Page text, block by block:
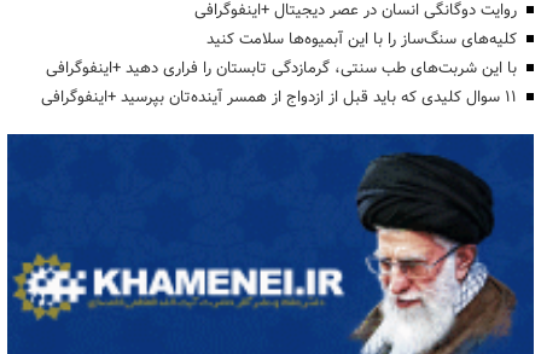
روایت دوگانگی انسان در عصر دیجیتال +اینفوگرافی
کلیه‌های سنگ‌ساز را با این آبمیوه‌ها سلامت کنید
با این شربت‌های طب سنتی، گرمازدگی تابستان را فراری دهید +اینفوگرافی
۱۱ سوال کلیدی که باید قبل از ازدواج از همسر آینده‌تان بپرسید +اینفوگرافی